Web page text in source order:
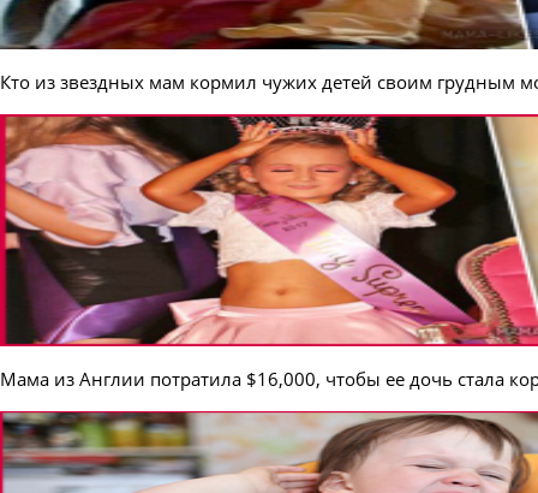
Кто из звездных мам кормил чужих детей своим грудным
Мама из Англии потратила $16,000, чтобы ее дочь стала